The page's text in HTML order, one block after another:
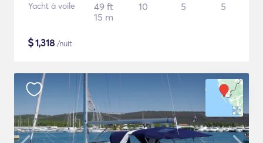
Yacht à voile
49 ft
15 m
10 5 5
$1,318 /nuit